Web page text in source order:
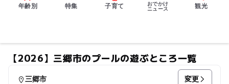
年齢別 特集 子育て
おでかけ
ニュース
観光
【2026】三郷市のプールの遊ぶところ一覧
三郷市 変更